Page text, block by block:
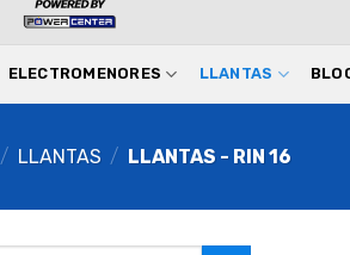
ELECTROMENORES LLANTAS
/ LLANTAS / LLANTAS - RIN 16